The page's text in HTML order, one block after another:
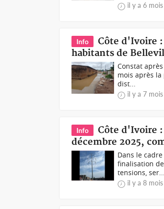
il y a 6 mois
Info
Côte d'Ivoire
habitants de
Constat
mois après
dist...
il y a 7 mois
Info
Côte d'Ivoire :
décembre 2025,
Dans le
finalisation
tensions, ser...
il y a 8 mois